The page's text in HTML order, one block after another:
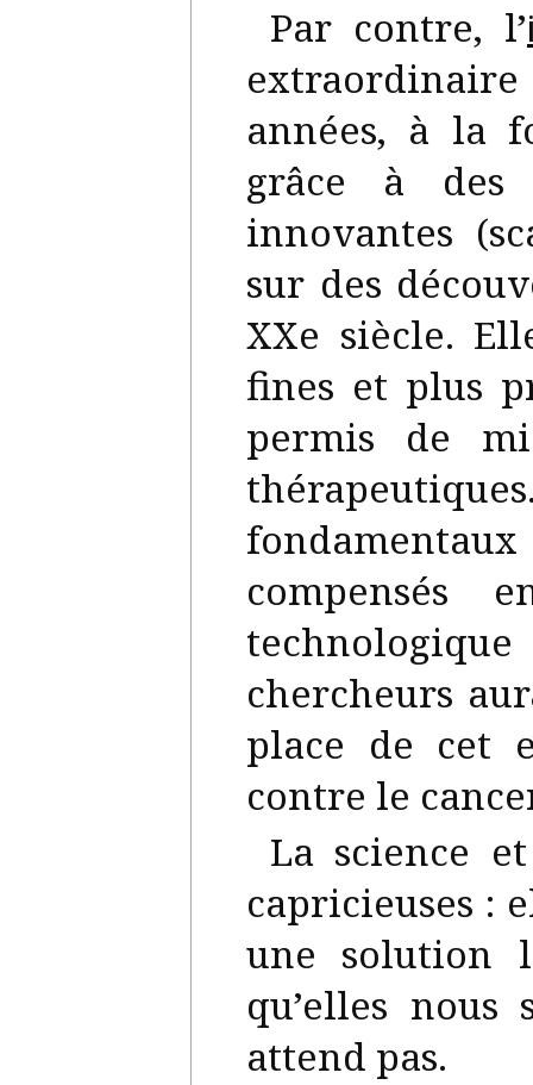
Par contre, l’
années, à la
grâce à des
innovantes
sur des
XXe siècle.
fines et plus
permis de
compensés
chercheurs
place de cet
contre le
La science
capricieuses :
une solution
qu’elles
attend pas.